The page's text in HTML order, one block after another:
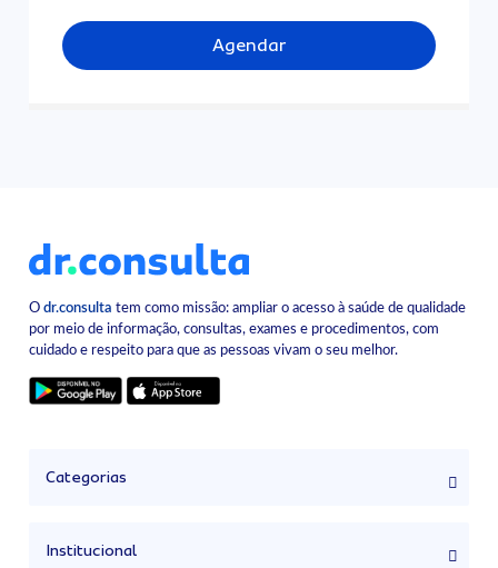
Agendar
Odr.consulta tem como missão: ampliar o acesso à saúde de qualidade
por meio de informação, consultas, exames e procedimentos, com
cuidado e respeito para que as pessoas vivam o seu melhor.
Categorias
Institucional